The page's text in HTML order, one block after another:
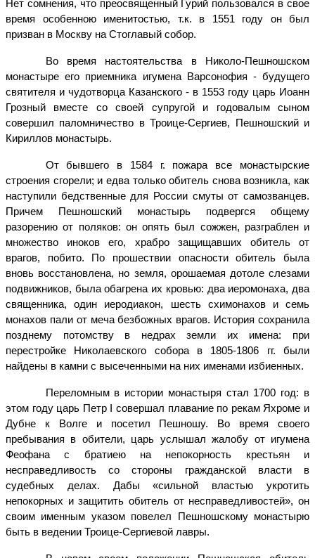
Нет сомнения, что преосвященный Гурий пользовался в свое
время особенною именитостью, т.к. в 1551 году он был
призван в Москву на Стоглавый собор.
Во время настоятельства в Николо-Пешношском
монастыре его приемника игумена Варсонофия - будущего
святителя и чудотворца Казанского - в 1553 году царь Иоанн
Грозный вместе со своей супругой и годовалым сыном
совершил паломничество в Троице-Сергиев, Пешношский и
Кириллов монастырь.
От бывшего в 1584 г. пожара все монастырские
строения сгорели; и едва только обитель снова возникла, как
наступили бедственные для России смуты от самозванцев.
Причем Пешношский монастырь подвергся общему
разорению от поляков: он опять был сожжен, разграблен и
множество иноков его, храбро защищавших обитель от
врагов, побито. По прошествии опасности обитель была
вновь восстановлена, но земля, орошаемая дотоле слезами
подвижников, была обагрена их кровью: два иеромонаха, два
священника, один иеродиакон, шесть схимонахов и семь
монахов пали от меча безбожных врагов. История сохранила
позднему потомству в недрах земли их имена: при
перестройке Николаевского собора в 1805-1806 гг. были
найдены в камни с высеченными на них именами избиенных.
Переломным в истории монастыря стал 1700 год: в
этом году царь Петр I совершал плавание по рекам Яхроме и
Дубне к Волге и посетил Пешношу. Во время своего
пребывания в обители, царь услышал жалобу от игумена
Феофана с братиею на непокорность крестьян и
несправедливость со стороны гражданской власти в
судебных делах. Дабы «сильной властью укротить
непокорных и защитить обитель от несправедливостей», он
своим именным указом повелел Пешношскому монастырю
быть в ведении Троице-Сергиевой лавры.